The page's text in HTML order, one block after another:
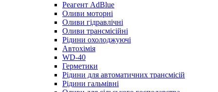
Реагент AdBlue
Оливи моторні
Оливи гідравлічні
Оливи трансмісійні
Рідини охолоджуючі
Автохімія
WD-40
Герметики
Рідини для автоматичних трансмісій
Рідини гальмівні